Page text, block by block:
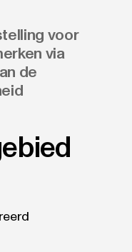
voor
via
de